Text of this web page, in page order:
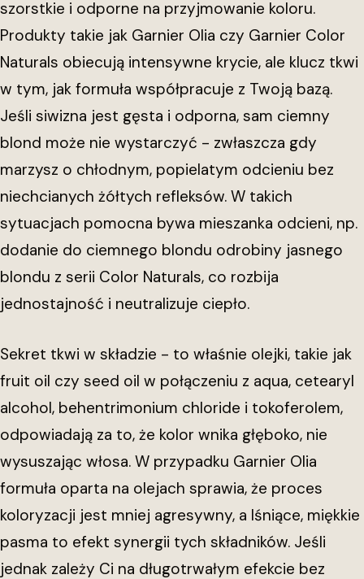
szorstkie i odporne na przyjmowanie koloru.
Produkty takie jak Garnier Olia czy Garnier Color
Naturals obiecują intensywne krycie, ale klucz tkwi
w tym, jak formuła współpracuje z Twoją bazą.
Jeśli siwizna jest gęsta i odporna, sam ciemny
blond może nie wystarczyć - zwłaszcza gdy
marzysz o chłodnym, popielatym odcieniu bez
niechcianych żółtych refleksów. W takich
sytuacjach pomocna bywa mieszanka odcieni, np.
dodanie do ciemnego blondu odrobiny jasnego
blondu z serii Color Naturals, co rozbija
jednostajność i neutralizuje ciepło.
Sekret tkwi w składzie - to właśnie olejki, takie jak
fruit oil czy seed oil w połączeniu z aqua, cetearyl
alcohol, behentrimonium chloride i tokoferolem,
odpowiadają za to, że kolor wnika głęboko, nie
wysuszając włosa. W przypadku Garnier Olia
formuła oparta na olejach sprawia, że proces
koloryzacji jest mniej agresywny, a lśniące, miękkie
pasma to efekt synergii tych składników. Jeśli
jednak zależy Ci na długotrwałym efekcie bez